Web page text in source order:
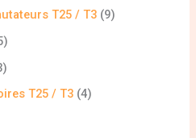
T25 / T3 9
T25 / T3 4